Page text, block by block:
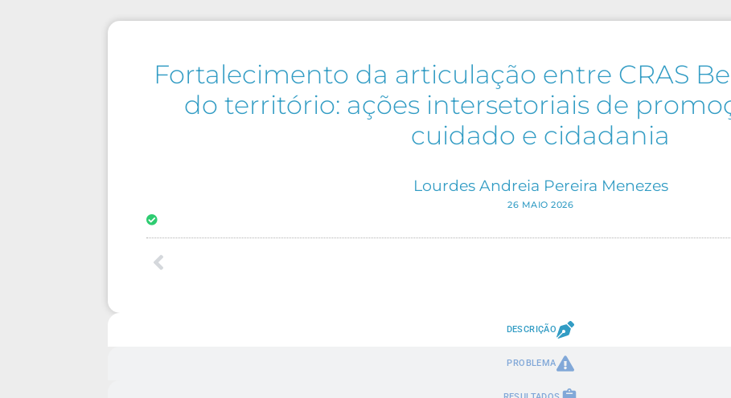
Fortalecimento da articulação entre CRAS
do território: ações intersetoriais de
cuidado e cidadania
Lourdes Andreia Pereira Menezes
26 MAIO 2026
DESCRIÇÃO
PROBLEMA